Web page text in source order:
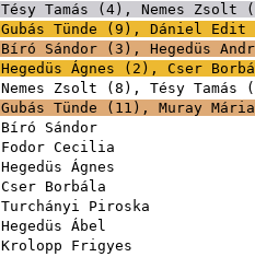
Tésy Tamás ( 4 ), Nemes Zsolt (
Gubás Tünde ( 9 ), Dániel Edit
Bíró Sándor ( 3 ), Hegedüs
Hegedüs Ágnes ( 2 ), Cser
Nemes Zsolt ( 8 ), Tésy Tamás (
Gubás Tünde ( 11 ), Muray Mária
Bíró Sándor
Fodor Cecilia
Hegedüs Ágnes
Cser Borbála
Turchányi Piroska
Hegedüs Ábel
Krolopp Frigyes